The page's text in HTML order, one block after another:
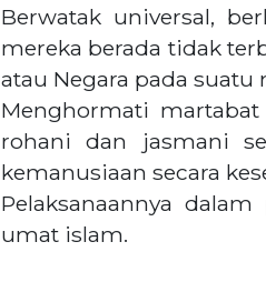
Berwatak universal,
mereka berada tidak
atau Negara pada suatu
Menghormati
rohani dan jasmani
kemanusiaan secara
Pelaksanaannya
umat islam.